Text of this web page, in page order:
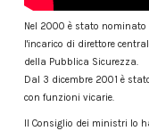
Nel 2000 è stato nominato
l'incarico di direttore
della Pubblica Sicurezza.
Dal 3 dicembre 2001 è
con funzioni vicarie.
Il Consiglio dei ministri lo